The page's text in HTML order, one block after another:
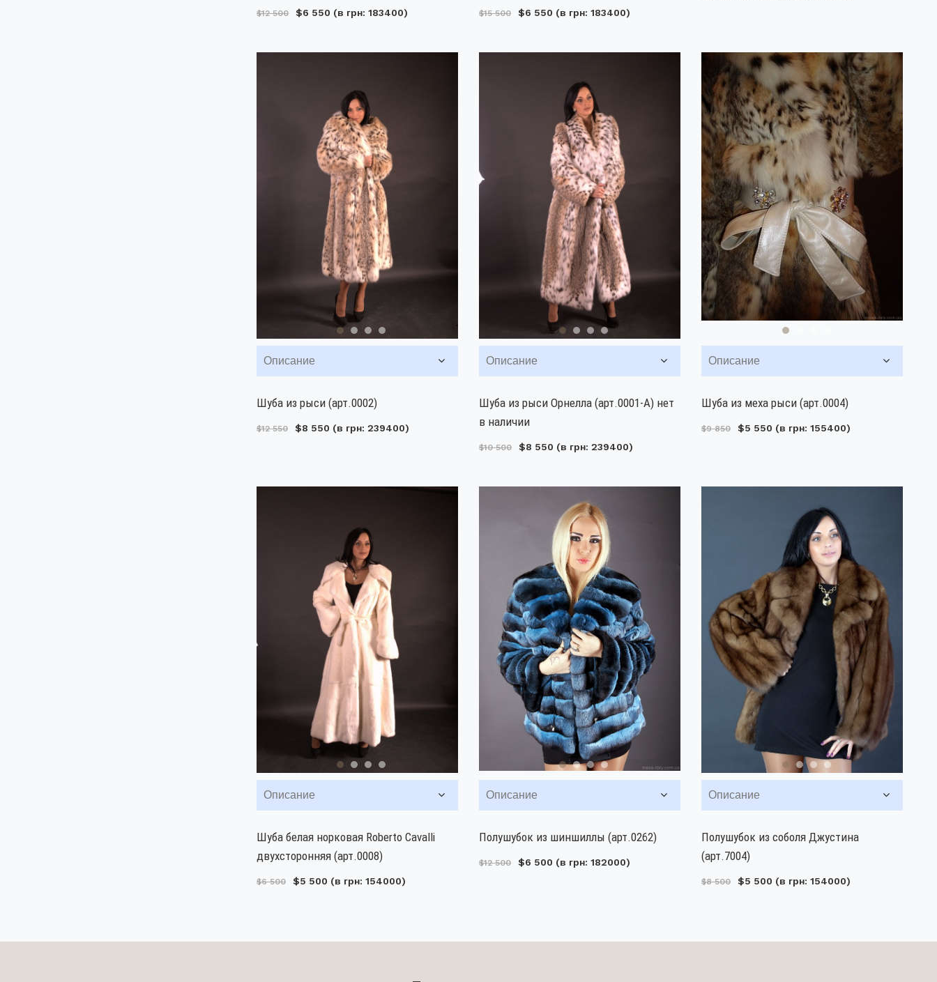
$12 500 $6 550 (в грн: 183400) $15 500 $6 550 (в грн: 183400)
Описание
Шуба из рыси (арт.0002)
$12 550 $8 550 (в грн: 239400)
Описание
Шуба из рыси Орнелла (арт.0001-А) нет
в наличии
$10 500 $8 550 (в грн: 239400)
Описание
Шуба из меха рыси (арт.0004)
$9 850 $5 550 (в грн: 155400)
Описание
Шуба белая норковая Roberto Cavalli
двухсторонняя (арт.0008)
$6 500 $5 500 (в грн: 154000)
Описание
Полушубок из шиншиллы (арт.0262)
$12 500 $6 500 (в грн: 182000)
Описание
Полушубок из соболя Джустина
(арт.7004)
$8 500 $5 500 (в грн: 154000)